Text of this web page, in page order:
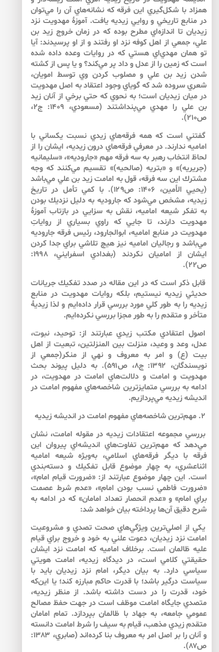
همزاد با شكل‌گيري اين فرقه كه نشانه‌هاي آن را مي‌توان
در منابع تاريخي و روايي زيديه يافت. آموزۀ مهدويت نزد
زيديان تا اندازه‌اي مطرح بوده كه در زمان خروج زيد بن
علي، جمعي از اهل كوفه نزد او رفتند و از او پرسيدند: آيا
تو همان مهدي‌اي هستي كه در روايات وعده داده شده
است كه زمين را از عدل و داد پر مي‌كند؟ و يا پس از كشته
شدن زيد بن علي و مصلوب كردن وي توسط امويان،
شعري سروده شد كه گوياي وجود اعتقاد به اصل مهدويت
در ميان زيديان است؛ به نحوي كه حتي برخي از آنان زيد
بن علي را مهدي مي‌پنداشتند (مسعودي، ۱۴۰۹: ج۲،
ص۲۱۰).
گفتني است كه‌ همه‌ فرقه‌هاي زيدي نسبت يكساني با
اماميه ندارند. در معرفي فرقه‌هاي درون زيديه، ايشان را از
لحاظ انتخاب رهبر به سه فرقه‌ مهم «جاروديه»، «سليمانيه
(جريريه)» و «بتريه (صالحيه)» تقسيم مي‌كنند كه وجه
مشترك اين سه فرقه، قول به امامت زيد بن علي مي‌باشد
(يحيي الأمين، ۱۴۰۶: ص۱۲۹). با كمي تأمل در تاريخ
زيديه، مشخص مي‌شود كه جاروديه به دليل نزديك بودن
به تفكر شيعه اماميه، نقش به سزايي در بازتاب آموزۀ
مهدويت دارند، تا جايي كه راوي بسياري از رواياتِ
مهدويت در منابع اماميه، ابوالجارود، رئيس فرقه‌ جاروديه
مي‌باشد و رجاليان اماميه نيز هيچ تلاشي براي جدا كردن
ايشان از اماميان نكردند (بغدادي اسفرايني، ۱۹۹۸:
ص۲۲).
قابل ذكر است كه در اين مقاله در صدد تفكيك جريانات
حديثي زيديه نيستيم، بلكه روايات مهدويت در منابع
زيديه را به طور كلي مورد بررسي قرار داده‌ايم و لذا زيديۀ
متأخر و متقدم را به طور مجزا بررسي نكرده‌ايم.
اصول اعتقادي مكتب زيدي عبارتند از: توحيد، نبوت،
عدل، وعد و وعيد، منزلت بين المنزلتين، تبعيت از اهل
بيت (ع) و امر به معروف و نهي از منكر(جمعي از
نويسندگان، ۱۳۹۲: ج۸، ص۵۹۱). به دليل پيوند بحث
مهدويت و امامت و دلالت‌هاي امامت در مهدويت، در
ادامه به بررسي متمايزترين شاخصه‌هاي مفهوم امامت در
انديشه زيديه مي‌پردازيم.
۲. مهم‌ترين شاخصه‌هاي مفهوم امامت در انديشه زيديه
بررسي مجموعه اعتقادات زيديه در مقوله امامت، نشان
مي‌دهد كه مهم‌ترين تفاوت‌هاي انديشه‌اي پيروان اين
فرقه با ديگر فرقه‌هاي اسلامي، به‌ويژه شيعه اماميه
اثناعشري، به چهار موضوع قابل تفكيك و دسته‌بندي
است. اين چهار موضوع عبارتند از: «ضرورت قيام امام»،
«ضرورت فاطمي نسب بودن امام»، «عدم شرط عصمت
براي امام» و «عدم انحصار تعداد امامان» كه در ادامه به
شرح دقيق آن‌ها پرداخته بيان خواهد شد:
يكي از اصلي‌ترين ويژگي‌هاي صحت تصدي و مشروعيت
امامت نزد زيديان، دعوت علني به خود و خروج براي قيام
عليه ظالمان است. برخلاف اماميه كه امامت نزد ايشان
حقيقتي كلامي است، در ديدگاه زيديه، امامت هويتي
سياسي دارد. به بيان ديگر، امام نزد زيديان بايد با
سياست درگير باشد؛ با قدرت حاكم مبارزه كند؛ يا اين‌كه
خود، قدرت را در دست داشته باشد. از منظر زيديه،
متصدي جايگاه امامت موظف است در جهت حفظ مصالح
عمومي جامعه، به جهاد با ظالمان بپردازد. تمام امامان
متقدم زيدي مذهب، قيام به سيف را شرط امامت دانسته
و آنان را بر اصل امر به معروف بنا كرده‌اند (صابري، ۱۳۸۳:
ص۸۷).